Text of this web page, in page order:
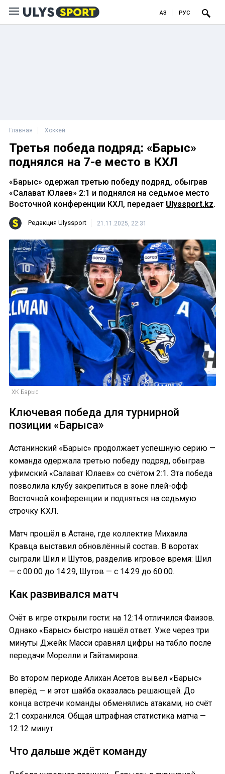
ҚАЗ РУС
Главная Хоккей
Третья победа подряд: «Барыс»
поднялся на 7-е место в КХЛ
«Барыс» одержал третью победу подряд, обыграв
«Салават Юлаев» 2:1 и поднялся на седьмое место
Восточной конференции КХЛ, передает Ulyssport.kz.
Редакция Ulyssport 21.11.2025, 22:31
ХК Барыс
Ключевая победа для турнирной
позиции «Барыса»
Астанинский «Барыс» продолжает успешную серию —
команда одержала третью победу подряд, обыграв
уфимский «Салават Юлаев» со счётом 2:1. Эта победа
позволила клубу закрепиться в зоне плей-офф
Восточной конференции и подняться на седьмую
строчку КХЛ.
Матч прошёл в Астане, где коллектив Михаила
Кравца выставил обновлённый состав. В воротах
сыграли Шил и Шутов, разделив игровое время: Шил
— с 00:00 до 14:29, Шутов — с 14:29 до 60:00.
Как развивался матч
Счёт в игре открыли гости: на 12:14 отличился Фаизов.
Однако «Барыс» быстро нашёл ответ. Уже через три
минуты Джейк Масси сравнял цифры на табло после
передачи Морелли и Гайтамирова.
Во втором периоде Алихан Асетов вывел «Барыс»
вперёд — и этот шайба оказалась решающей. До
конца встречи команды обменялись атаками, но счёт
2:1 сохранился. Общая штрафная статистика матча —
12:12 минут.
Что дальше ждёт команду